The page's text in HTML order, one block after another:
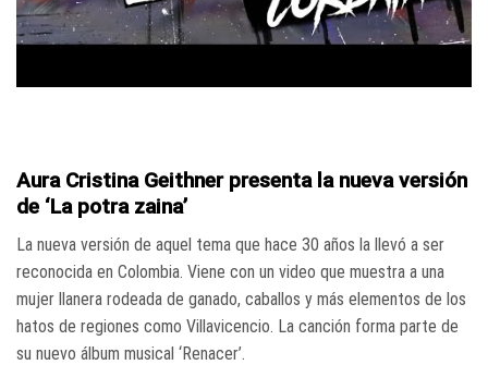
Aura Cristina Geithner presenta la nueva versión
de ‘La potra zaina’
La nueva versión de aquel tema que hace 30 años la llevó a ser
reconocida en Colombia. Viene con un video que muestra a una
mujer llanera rodeada de ganado, caballos y más elementos de los
hatos de regiones como Villavicencio. La canción forma parte de
su nuevo álbum musical ‘Renacer’.